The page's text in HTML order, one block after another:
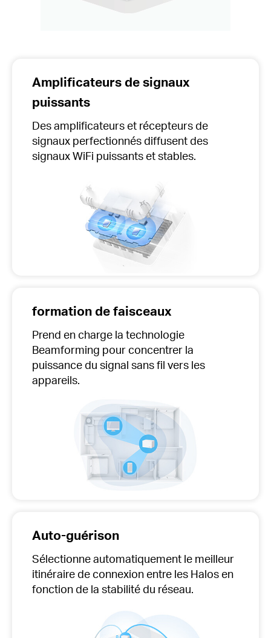
Amplificateurs de signaux
puissants
Des amplificateurs et récepteurs de
signaux perfectionnés diffusent des
signaux WiFi puissants et stables.
formation de faisceaux
Prend en charge la technologie
Beamforming pour concentrer la
puissance du signal sans fil vers les
appareils.
Auto-guérison
Sélectionne automatiquementle meilleur
itinéraire de connexion entre les Halos en
fonction de la stabilité du réseau.